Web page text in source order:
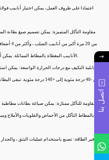
اعتمادا على ظروف العمل، يمكن اختيار أنابيب
مقاومة التآكل المتميزة: يمكن تصميم صيغ بطانة
الأنابيب المغطاة بالمطاط المماثلة. يمكن أن تصل عمر الخدمة إلى 15-40 سنة من التشغيل المستمر.
قابلية التكيف مع درجات الحرارة الواسعة: يمكن
من -40 درجة مئوية إلى +140
مقاومة للتآكل ممتازة: يمكن صياغة بطانات مطاطية
بالمطاط التآكل من الأحماض والقلويات والأملاح
توفير الطاقة: تصنع باستخدام عمليات البثق ،
اتصل بنا